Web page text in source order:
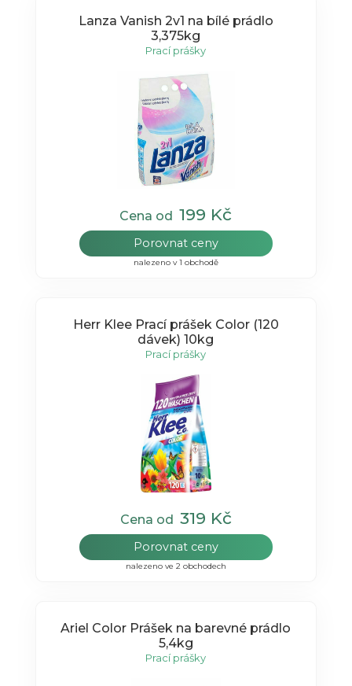
Lanza Vanish 2v1 na bílé prádlo
3,375kg
Prací prášky
Cena od199 Kč
Porovnat ceny
nalezeno v 1 obchodě
Herr Klee Prací prášek Color (120
dávek) 10kg
Prací prášky
Cena od 319 Kč
Porovnat ceny
nalezeno ve 2 obchodech
Ariel Color Prášek na barevné prádlo
5,4kg
Prací prášky